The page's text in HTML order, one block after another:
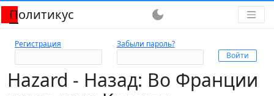
Политикус dark_mode
Регистрация Забыли пароль?
Hazard - Назад: Во Франции